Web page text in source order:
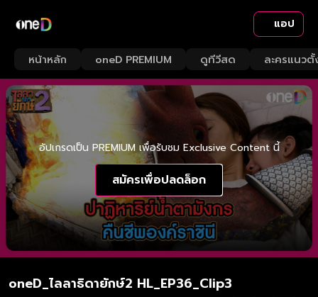
แอป
หน้าหลัก oneD PREMIUM ดูทีวีสด ละครแนวตั้
อัปเกรดเป็น PREMIUM เพื่อรับชม Exclusive Content นี้
สมัครเพื่อปลดล็อก
oneD_ไลลาธิดายักษ์2 HL_EP36_Clip3